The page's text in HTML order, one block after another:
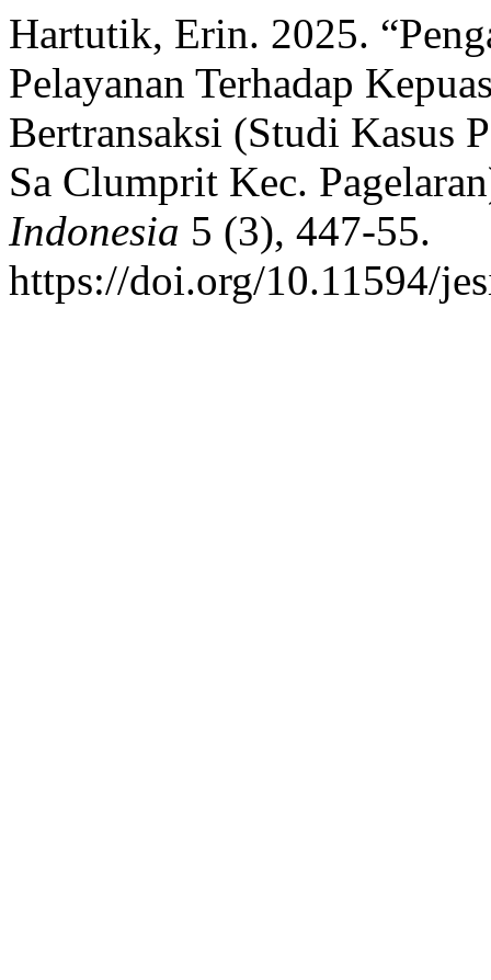
Hartutik, Erin. 2025.
Pelayanan Terhadap
Bertransaksi (Studi Kasus
Sa Clumprit Kec.
Indonesia 5 (3), 447-55.
https://doi.org/10.11594/